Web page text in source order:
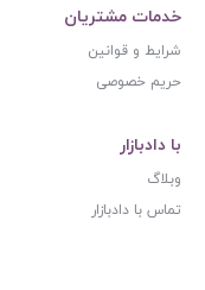
خدمات مشتریان
شرایط و قوانین
حریم خصوصی
با دادبازار
وبلاگ
تماس با دادبازار